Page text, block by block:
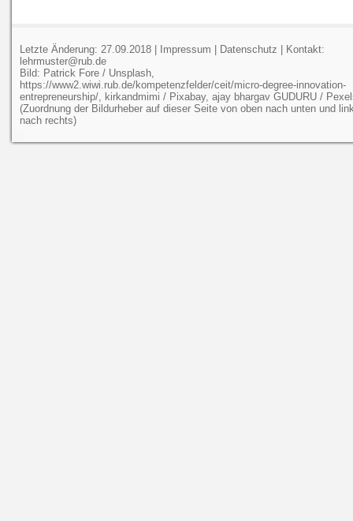
Letzte Änderung: 27.09.2018 | Impressum | Datenschutz | Kontakt:
lehrmuster@rub.de
Bild: Patrick Fore / Unsplash,
https://www2.wiwi.rub.de/kompetenzfelder/ceit/micro-degree-innovation-
entrepreneurship/, kirkandmimi / Pixabay, ajay bhargav GUDURU /
(Zuordnung der Bildurheber auf dieser Seite von oben nach unten und
nach rechts)